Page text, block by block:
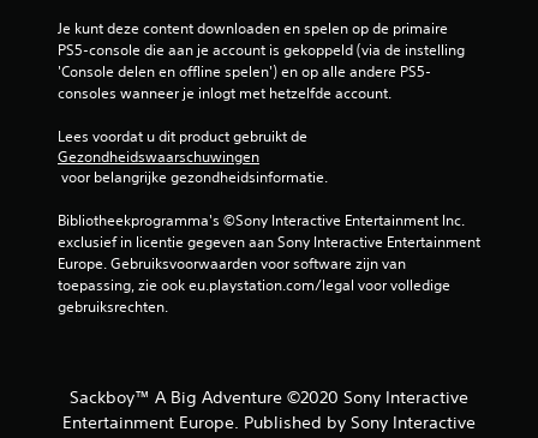
Je kunt deze content downloaden en spelen op de primaire
PS5-console die aan je account is gekoppeld (via de instelling
'Console delen en offline spelen') en op alle andere PS5-
consoles wanneer je inlogt met hetzelfde account.
Lees voordat u dit product gebruikt de
Gezondheidswaarschuwingen
voor belangrijke gezondheidsinformatie.
Bibliotheekprogramma's ©Sony Interactive Entertainment Inc.
exclusief in licentie gegeven aan Sony Interactive Entertainment
Europe. Gebruiksvoorwaarden voor software zijn van
toepassing, zie ook eu.playstation.com/legal voor volledige
gebruiksrechten.
Sackboy™ A Big Adventure ©2020 Sony Interactive
Entertainment Europe. Published by Sony Interactive